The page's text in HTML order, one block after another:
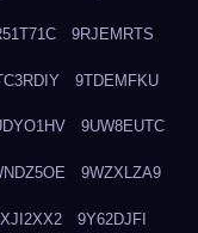
9RJEMRTS
9TDEMFKU
9UW8EUTC
9WZXLZA9
9Y62DJFI